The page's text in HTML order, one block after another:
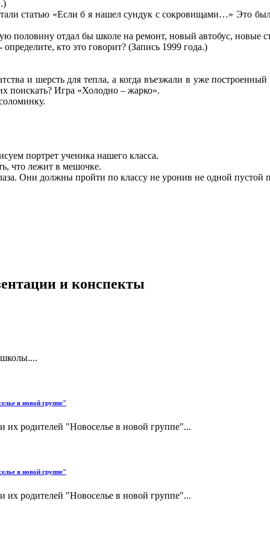
статью «Если б я нашел сундук с сокровищами…» Это
половину отдал бы школе на ремонт, новый автобус, новые
кто это говорит? (Запись 1999 года.)
и шерсть для тепла, а когда въезжали в уже
поискать? Игра «Холодно – жарко».
портрет ученика нашего класса.
что лежит в мешочке.
Они должны пройти по классу не уронив не одной пустой
и конспекты
школы....
в новой группе"
их родителей "Новоселье в новой группе"...
в новой группе"
их родителей "Новоселье в новой группе"...